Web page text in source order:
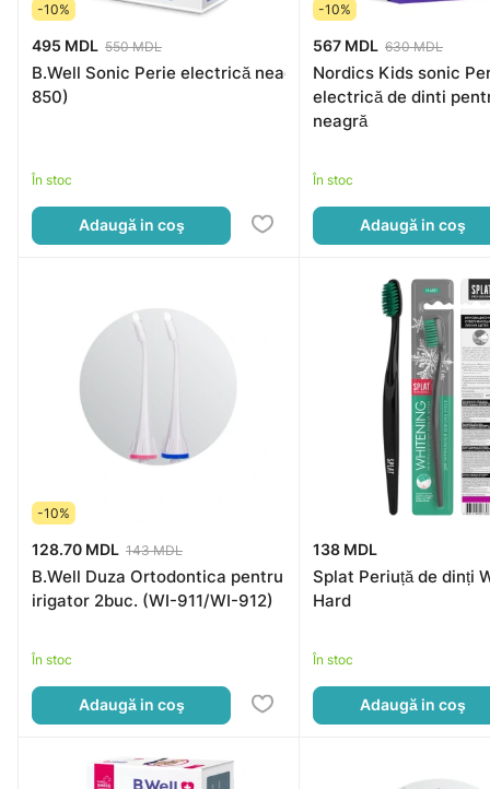
-10%
495 MDL 550 MDL
B.Well Sonic Perie electrică neagră (2 perii, USB cablu,
850)
În stoc
Adaugă in coş
-10%
567 MDL 630 MDL
Nordics Kids sonic
electrică de dinti
neagră
În stoc
Adaugă in coş
-10%
128.70 MDL 143 MDL
B.Well Duza Ortodontica pentru
irigator 2buc. (WI-911/WI-912)
În stoc
Adaugă in coş
138 MDL
Splat Periuță de dinți
Hard
În stoc
Adaugă in coş